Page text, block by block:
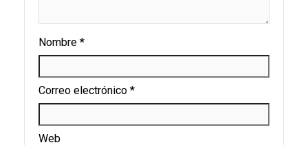
Nombre *
Correo electrónico *
Web